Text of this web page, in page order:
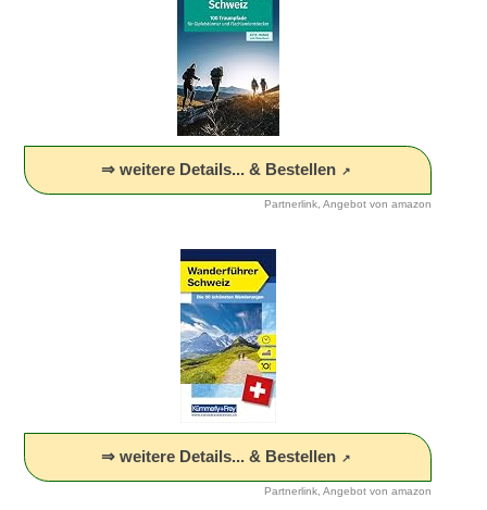
⇒ weitere Details... & Bestellen
Partnerlink, Angebot von amazon
⇒ weitere Details... & Bestellen
Partnerlink, Angebot von amazon